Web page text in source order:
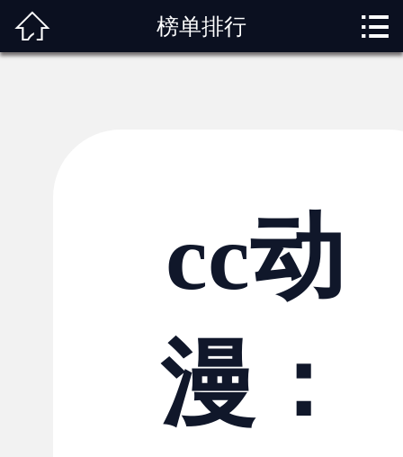
角色图鉴
内容服务
观影指南
投稿交流
 榜单排行 
cc动
漫：